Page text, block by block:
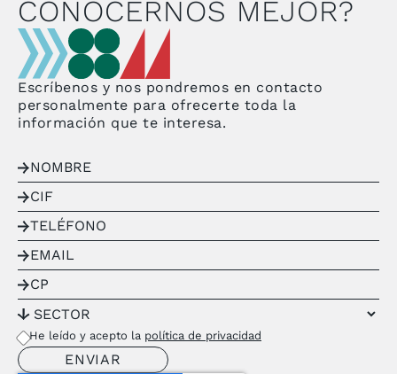
CONOCERNOS MEJOR?
Escríbenos y nos pondremos en contacto
personalmente para ofrecerte toda la
información que te interesa.
He leído y acepto la política de privacidad